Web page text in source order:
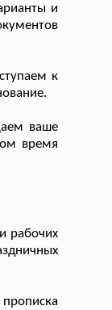
и
к
ваше
время
рабочих
прописка